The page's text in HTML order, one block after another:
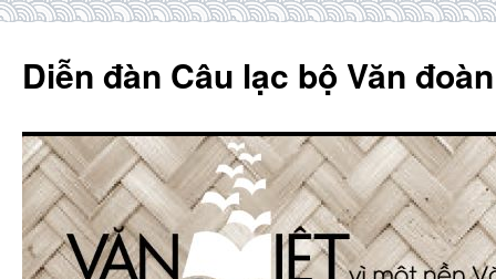
content
Diễn đàn Câu lạc bộ Văn